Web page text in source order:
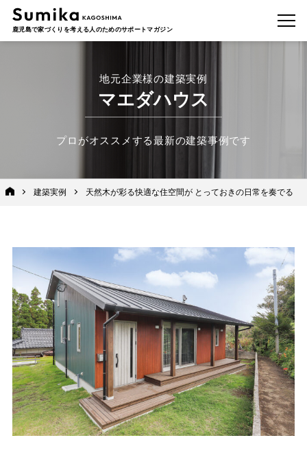
鹿児島で家づくりを考える人のためのサポートマガジン
地元企業様の建築実例
マエダハウス
プロがオススメする最新の建築事例です
建築実例 天然木が彩る快適な住空間が とっておきの日常を奏でる